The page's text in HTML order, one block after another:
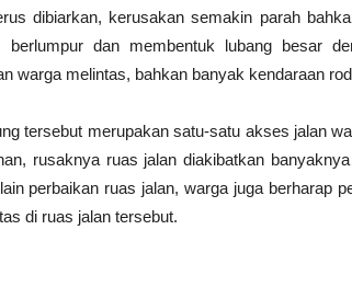
dibiarkan, kerusakan semakin parah
berlumpur dan membentuk lubang besar
warga melintas, bahkan banyak kendaraan
tersebut merupakan satu-satu akses jalan
rusaknya ruas jalan diakibatkan
perbaikan ruas jalan, warga juga berharap
di ruas jalan tersebut.